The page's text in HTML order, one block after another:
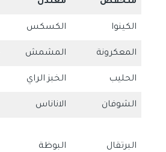
الكينوا الكسكس
المعكرونة المشمش
الحليب الخبز الراي
الشوفان الاناناس
البرتقال البوظة